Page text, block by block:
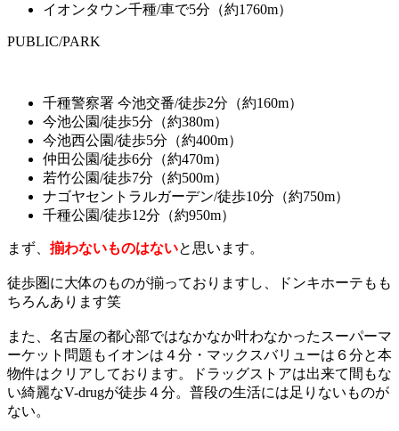
イオンタウン千種/車で5分（約1760m）
PUBLIC/PARK
千種警察署 今池交番/徒歩2分（約160m）
今池公園/徒歩5分（約380m）
今池西公園/徒歩5分（約400m）
仲田公園/徒歩6分（約470m）
若竹公園/徒歩7分（約500m）
ナゴヤセントラルガーデン/徒歩10分（約750m）
千種公園/徒歩12分（約950m）
まず、 揃わないものはないと思います。
徒歩圏に大体のものが揃っておりますし、ドンキホーテもも
ちろんあります笑
また、名古屋の都心部ではなかなか叶わなかったスーパーマ
ーケット問題もイオンは４分・マックスバリューは６分と本
物件はクリアしております。ドラッグストアは出来て間もな
い綺麗なV-drugが徒歩４分。普段の生活には足りないものが
ない。